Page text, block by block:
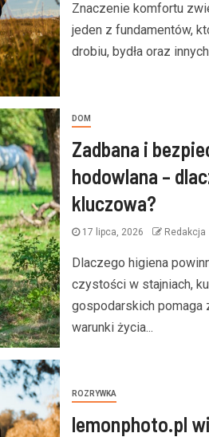
Znaczenie komfortu
jeden z fundamentów,
drobiu, bydła oraz
DOM
Zadbana i
hodowlana –
kluczowa?
17 lipca, 2026 Redakcja
Dlaczego higiena
czystości w stajniach,
gospodarskich
warunki życia...
ROZRYWKA
lemonphoto.pl